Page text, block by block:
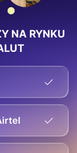
NA RYNKU